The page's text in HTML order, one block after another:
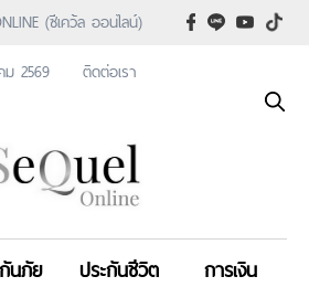
(ซีเคว้ล ออนไลน์)
2569
ติดต่อเรา
นภัย ประกันชีวิต
การเงิน